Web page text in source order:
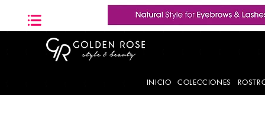
INICIO COLECCIONES